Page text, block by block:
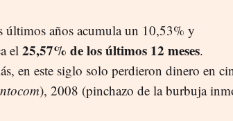
últimos años acumula un 10,53% y
el 25,57% de los últimos 12 meses.
en este siglo solo perdieron dinero en
), 2008 (pinchazo de la burbuja